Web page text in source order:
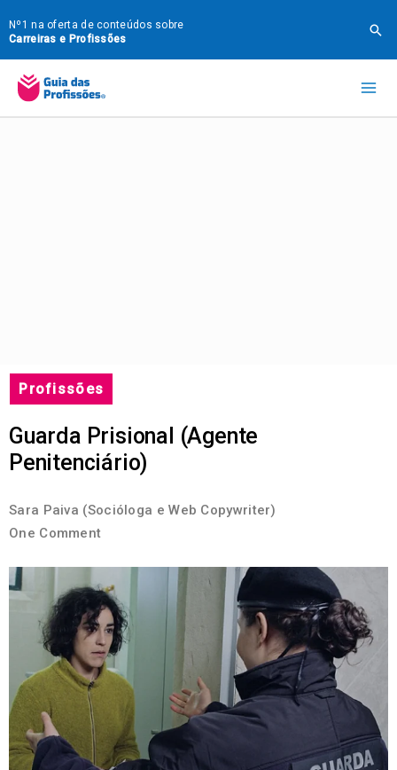
para
o
conteúdo
Nº1 na oferta de conteúdos sobre
Carreiras e Profissões
Profissões
Guarda Prisional (Agente
Penitenciário)
Sara Paiva (Socióloga e Web Copywriter)
One Comment